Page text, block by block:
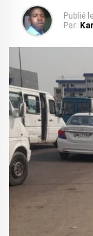
Publié
Par: